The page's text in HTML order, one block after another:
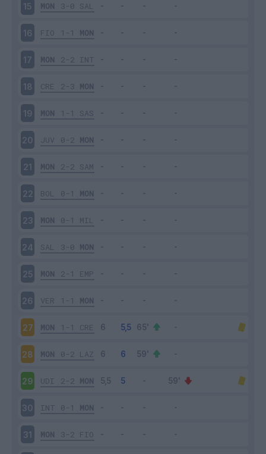
15 MON 3-0 SAL
16 FIO 1-1 MON
17 MON 2-2 INT
18 CRE 2-3 MON
19 MON 1-1 SAS
20 JUV 0-2 MON
21 MON 2-2 SAM
22 BOL 0-1 MON
23 MON 0-1 MIL
24 SAL 3-0 MON
25 MON 2-1 EMP
26 VER 1-1 MON
27 MON 1-1 CRE
28 MON 0-2 LAZ
29 UDI 2-2 MON
30 INT 0-1 MON
31 MON 3-2 FIO